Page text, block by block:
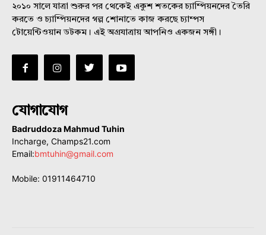
২০১০ সালে যাত্রা শুরুর পর থেকেই একুশ শতকের চ্যাম্পিয়নদের তৈরি
করতে ও চ্যাম্পিয়নদের গল্প শোনাতে কাজ করছে চ্যাম্পস
টোয়েন্টিওয়ান ডটকম। এই অগ্রযাত্রায় আপনিও একজন সঙ্গী।
যোগাযোগ
Badruddoza Mahmud Tuhin
Incharge, Champs21.com
Email:bmtuhin@gmail.com
Mobile: 01911464710